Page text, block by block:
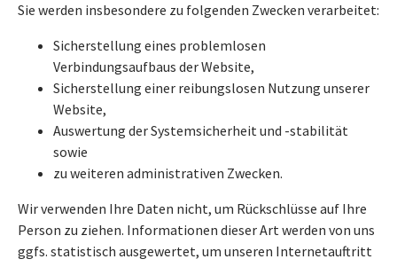
Sie werden insbesondere zu folgenden Zwecken verarbeitet:
Sicherstellung eines problemlosen
Verbindungsaufbaus der Website,
Sicherstellung einer reibungslosen Nutzung unserer
Website,
Auswertung der Systemsicherheit und -stabilität
sowie
zu weiteren administrativen Zwecken.
Wir verwenden Ihre Daten nicht, um Rückschlüsse auf Ihre
Person zu ziehen. Informationen dieser Art werden von uns
ggfs. statistisch ausgewertet, um unseren Internetauftritt